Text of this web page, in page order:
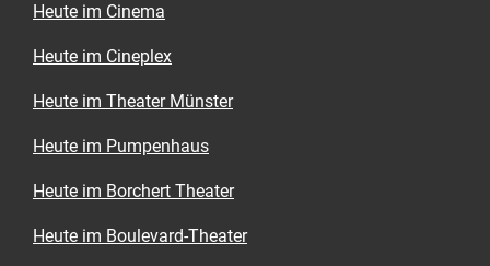
Heute im Cinema
Heute im Cineplex
Heute im Theater Münster
Heute im Pumpenhaus
Heute im Borchert Theater
Heute im Boulevard-Theater